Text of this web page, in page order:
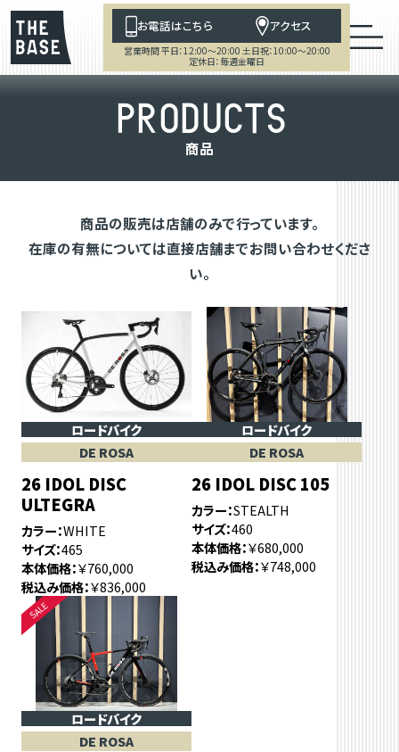
お電話はこちら アクセス
営業時間 平日：12:00～20:00 土日祝：10:00～20:00
定休日：毎週金曜日
PRODUCTS
商品
商品の販売は店舗のみで行っています。
在庫の有無については直接店舗までお問い合わせくださ
い。
ロードバイク
DE ROSA
26 IDOL DISC
ULTEGRA
カラー WHITE
サイズ 465
本体価格 ￥760,000
税込み価格 ￥836,000
ロードバイク
DE ROSA
26 IDOL DISC 105
カラー STEALTH
サイズ 460
本体価格 ￥680,000
税込み価格 ￥748,000
ロードバイク
DE ROSA